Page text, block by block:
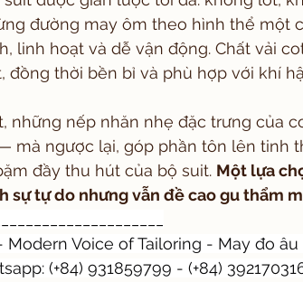
đường may ôm theo hình thể một
linh hoạt và dễ vận động. Chất vải
đồng thời bền bỉ và phù hợp với khí
mà ngược lại, góp phần tôn lên tinh
đầy thu hút của bộ suit. Một lựa
sự tự do nhưng vẫn đề cao gu thẩm
Modern Voice of Tailoring - May đo
(+84) 931859799 - (+84)